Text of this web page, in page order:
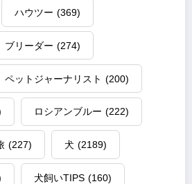
ハウツー (369)
ブリーダー (274)
ペットジャーナリスト (200)
ロシアンブルー (222)
(227) 犬 (2189)
犬飼いTIPS (160)